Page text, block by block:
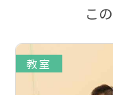
こ
教室